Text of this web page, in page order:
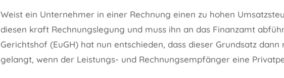
Weist ein Unternehmer in einer Rechnung einen zu hohen
diesen kraft Rechnungslegung und muss ihn an das Finanzamt
Gerichtshof (EuGH) hat nun entschieden, dass dieser Grundsatz
gelangt, wenn der Leistungs- und Rechnungsempfänger eine